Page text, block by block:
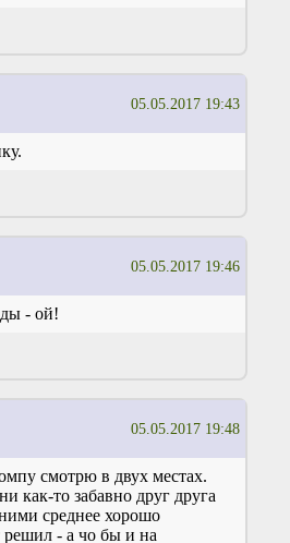
05.05.2017 19:43
05.05.2017 19:46
- ой!
05.05.2017 19:48
смотрю в двух местах.
как-то забавно друг друга
среднее хорошо
- а чо бы и на